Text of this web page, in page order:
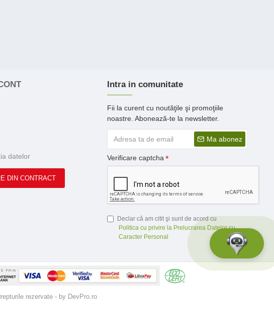
datelor
DIN CONTRACT
Intra in comunitate
Fii la curent cu noutăţile şi promoţiile
noastre. Abonează-te la newsletter.
Ma abonez
Verificare captcha
Declar că am citit şi sunt de acord cu
Politica cu privire la Prelucrarea Datelor cu
Caracter Personal
rezervate - by DevPro.ro